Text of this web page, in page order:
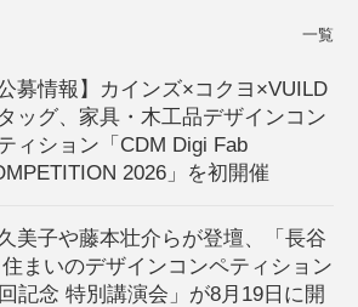
一覧
公募情報】カインズ×コクヨ×VUILD
ッグ、家具・木工品デザインコン
ィション「CDM Digi Fab
2026」を初開催
美子や藤本壮介らが登壇、「長谷
まいのデザインコンペティション
記念 特別講演会」が8月19日に開